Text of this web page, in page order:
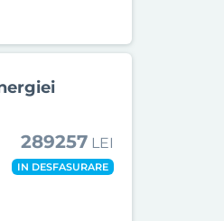
289257 LEI
IN DESFASURARE